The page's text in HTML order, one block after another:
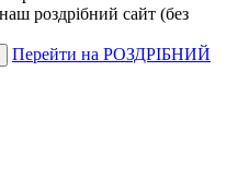
роздрібний сайт (без
Перейти на РОЗДРІБНИЙ